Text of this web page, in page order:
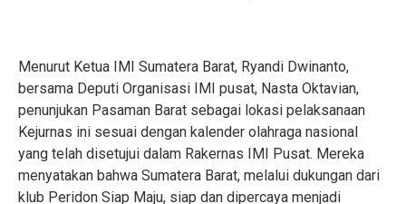
Menurut Ketua IMI Sumatera Barat, Ryandi Dwinanto,
bersama Deputi Organisasi IMI pusat, Nasta Oktavian,
penunjukan Pasaman Barat sebagai lokasi pelaksanaan
Kejurnas ini sesuai dengan kalender olahraga nasional
yang telah disetujui dalam Rakernas IMI Pusat. Mereka
menyatakan bahwa Sumatera Barat, melalui dukungan dari
klub Peridon Siap Maju, siap dan dipercaya menjadi